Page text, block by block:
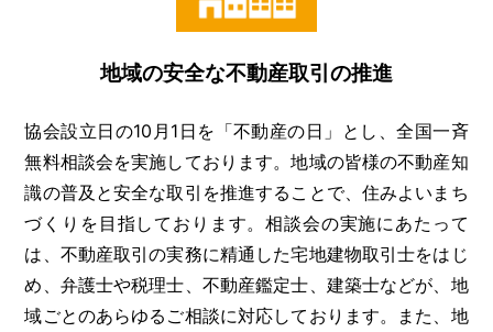
地域の安全な不動産取引の推進
協会設立日の10月1日を「不動産の日」とし、全国一斉
無料相談会を実施しております。地域の皆様の不動産知
識の普及と安全な取引を推進することで、住みよいまち
づくりを目指しております。相談会の実施にあたって
は、不動産取引の実務に精通した宅地建物取引士をはじ
め、弁護士や税理士、不動産鑑定士、建築士などが、地
域ごとのあらゆるご相談に対応しております。また、地